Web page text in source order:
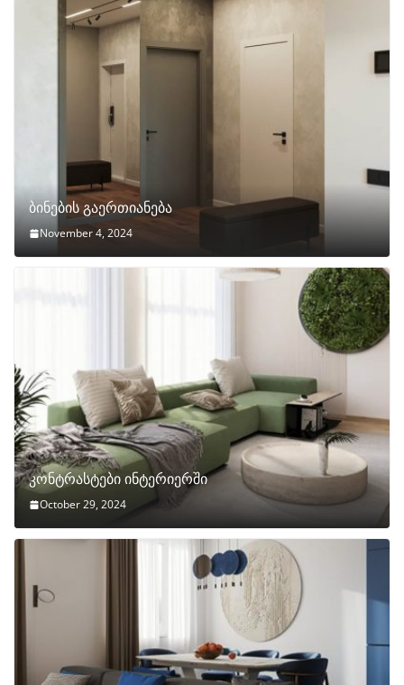
ბინების გაერთიანება
November 4, 2024
კონტრასტები ინტერიერში
October 29, 2024